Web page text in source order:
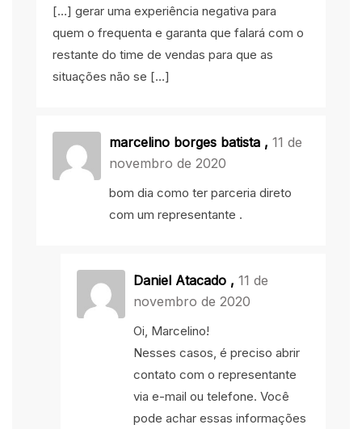
[…] gerar uma experiência negativa para
quem o frequenta e garanta que falará com o
restante do time de vendas para que as
situações não se […]
marcelino borges batista , 11 de
novembro de 2020
bom dia como ter parceria direto
com um representante .
Daniel Atacado , 11 de
novembro de 2020
Oi, Marcelino!
Nesses casos, é preciso abrir
contato com o representante
via e-mail ou telefone. Você
pode achar essas informações